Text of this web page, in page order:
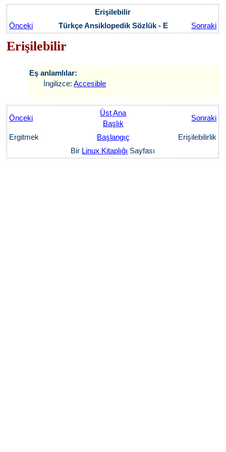
Erişilebilir
Önceki
Türkçe Ansiklopedik Sözlük - E Sonraki
Erişilebilir
Eş anlamlılar:
İngilizce:Accesible
Önceki
Üst Ana
Başlık
Sonraki
Ergitmek Başlangıç
Erişilebilirlik
Bir Linux Kitaplığı Sayfası